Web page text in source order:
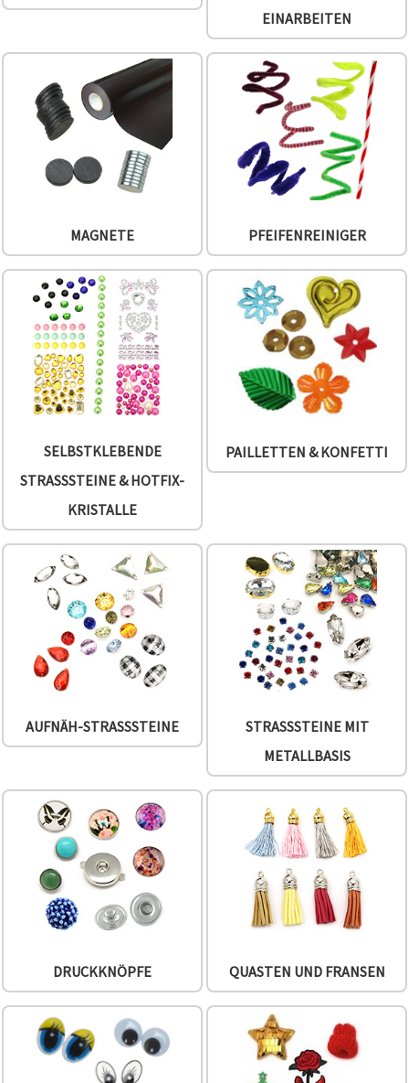
können Sie
oder
Datenschutzerklärung
Cookie-
Richtlinie
Alle
akzeptieren
Einstellungen
EINARBEITEN
MAGNETE PFEIFENREINIGER
SELBSTKLEBENDE
STRASSSTEINE & HOTFIX-
KRISTALLE
PAILLETTEN & KONFETTI
AUFNÄH-STRASSSTEINE
STRASSSTEINE MIT
METALLBASIS
DRUCKKNÖPFE QUASTEN UND FRANSEN